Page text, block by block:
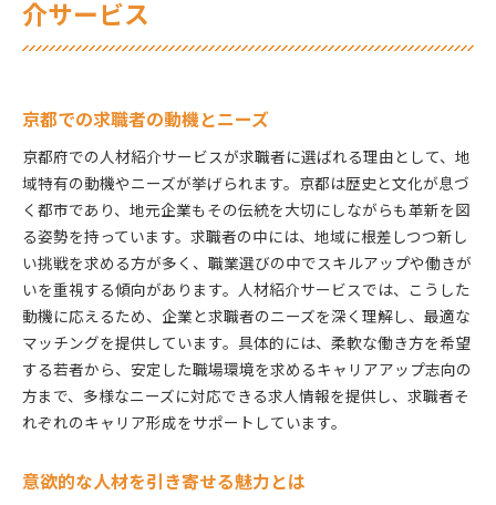
介サービス
京都での求職者の動機とニーズ
京都府での人材紹介サービスが求職者に選ばれる理由として、地
域特有の動機やニーズが挙げられます。京都は歴史と文化が息づ
く都市であり、地元企業もその伝統を大切にしながらも革新を図
る姿勢を持っています。求職者の中には、地域に根差しつつ新し
い挑戦を求める方が多く、職業選びの中でスキルアップや働きが
いを重視する傾向があります。人材紹介サービスでは、こうした
動機に応えるため、企業と求職者のニーズを深く理解し、最適な
マッチングを提供しています。具体的には、柔軟な働き方を希望
する若者から、安定した職場環境を求めるキャリアアップ志向の
方まで、多様なニーズに対応できる求人情報を提供し、求職者そ
れぞれのキャリア形成をサポートしています。
意欲的な人材を引き寄せる魅力とは